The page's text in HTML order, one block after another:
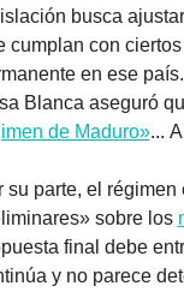
busca
cumplan con
en ese
Blanca aseguró
de Maduro»...
su parte, el
sobre los
final debe
y no parece